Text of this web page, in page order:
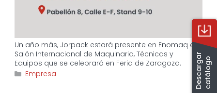
Un año más, Jorpack estará presente en Enomaq el
Salón Internacional de Maquinaria, Técnicas y
Equipos que se celebrará en Feria de Zaragoza.
Categorías
Empresa D
e
s
c
a
r
g
a
r
c
a
t
á
l
o
go